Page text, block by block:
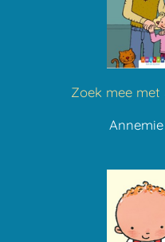
Zoek mee